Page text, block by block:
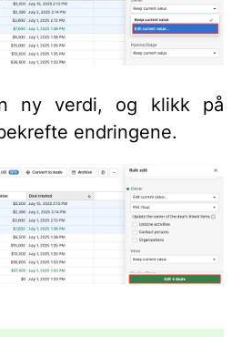
ny verdi, og klikk på
endringene.